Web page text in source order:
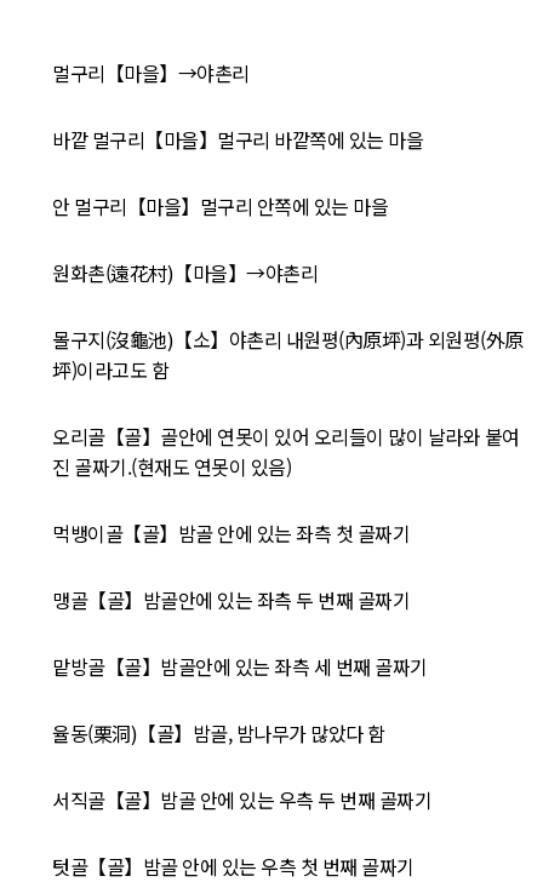
멀구리【마을】→야촌리
바깥 멀구리【마을】멀구리 바깥쪽에 있는 마을
안 멀구리【마을】멀구리 안쪽에 있는 마을
원화촌(遠花村)【마을】→야촌리
몰구지(沒龜池)【소】야촌리 내원평(內原坪)과 외원평(外原
坪)이라고도 함
오리골【골】골안에 연못이 있어 오리들이 많이 날라와 붙여
진 골짜기.(현재도 연못이 있음)
먹뱅이골【골】밤골 안에 있는 좌측 첫 골짜기
맹골【골】밤골안에 있는 좌측 두 번째 골짜기
맡방골【골】밤골안에 있는 좌측 세 번째 골짜기
율동(栗洞)【골】밤골, 밤나무가 많았다 함
서직골【골】밤골 안에 있는 우측 두 번째 골짜기
텃골【골】밤골 안에 있는 우측 첫 번째 골짜기